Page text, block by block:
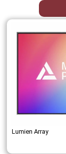
Lumien Array